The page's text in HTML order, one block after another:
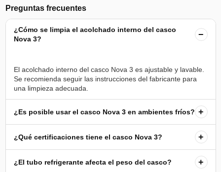
Preguntas frecuentes
¿Cómo se limpia el acolchado interno del casco
Nova 3?
−
El acolchado interno del casco Nova 3 es ajustable y lavable.
Se recomienda seguir las instrucciones del fabricante para
¿Es posible usar el casco Nova 3 en ambientes fríos? +
¿Qué certificaciones tiene el casco Nova 3? +
¿El tubo refrigerante afecta el peso del casco? +